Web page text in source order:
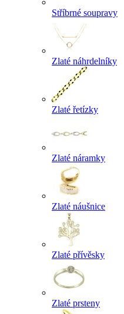
Stříbrné soupravy
Zlaté náhrdelníky
Zlaté řetízky
Zlaté náramky
Zlaté náušnice
Zlaté přívěsky
Zlaté prsteny